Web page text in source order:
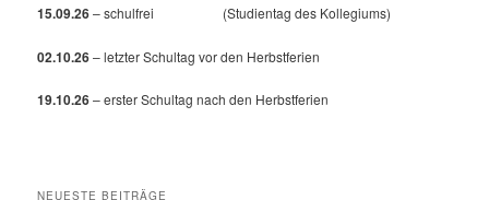
15.09.26– schulfrei (Studientag des Kollegiums)
02.10.26– letzter Schultag vor den Herbstferien
19.10.26– erster Schultag nach den Herbstferien
NEUESTE BEITRÄGE